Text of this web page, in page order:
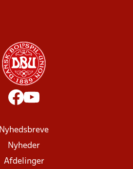
Nyhedsbreve
Nyheder
Afdelinger